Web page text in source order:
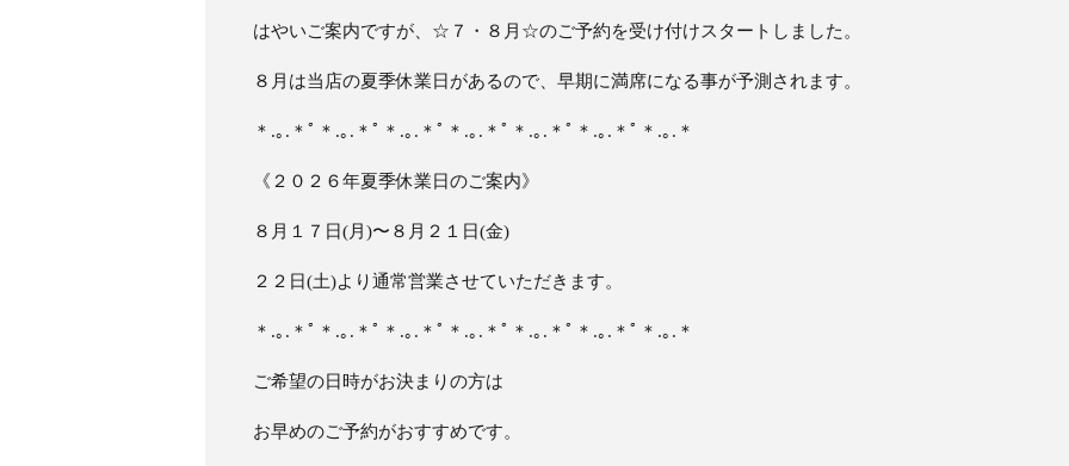
はやいご案内ですが、☆７・８月☆のご予約を受け付けスタートしました。
８月は当店の夏季休業日があるので、早期に満席になる事が予測されます。
＊.｡.＊ﾟ＊.｡.＊ﾟ＊.｡.＊ﾟ＊.｡.＊ﾟ＊.｡.＊ﾟ＊.｡.＊ﾟ＊.｡.＊
《２０２６年夏季休業日のご案内》
８月１７日(月)〜８月２１日(金)
２２日(土)より通常営業させていただきます。
＊.｡.＊ﾟ＊.｡.＊ﾟ＊.｡.＊ﾟ＊.｡.＊ﾟ＊.｡.＊ﾟ＊.｡.＊ﾟ＊.｡.＊
ご希望の日時がお決まりの方は
お早めのご予約がおすすめです。